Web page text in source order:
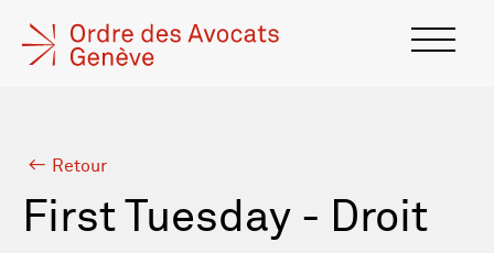
Retour
First Tuesday - Droit